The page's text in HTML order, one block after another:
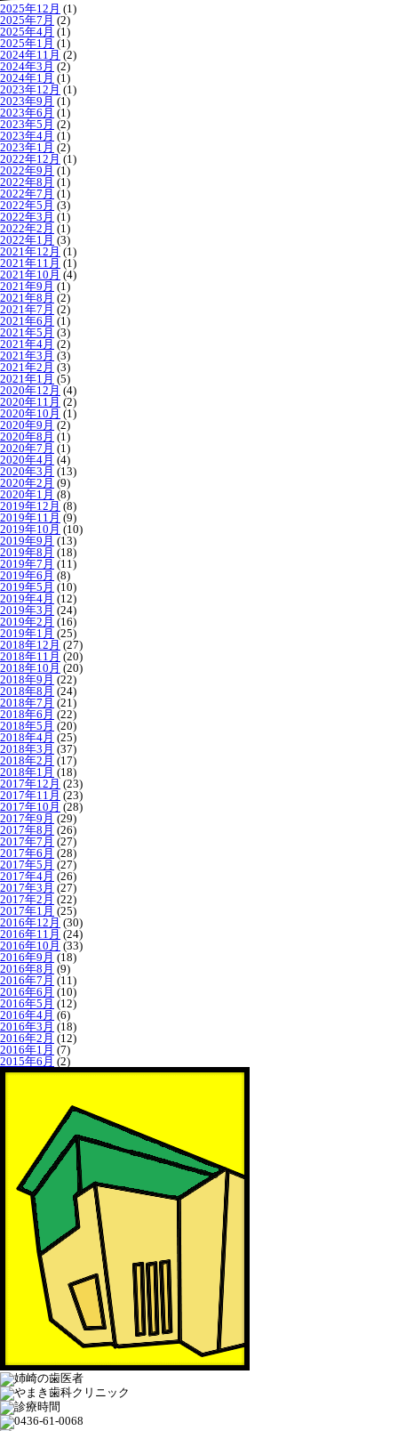
2025年12月 (1)
2025年7月 (2)
2025年4月 (1)
2025年1月 (1)
2024年11月 (2)
2024年3月 (2)
2024年1月 (1)
2023年12月 (1)
2023年9月 (1)
2023年6月 (1)
2023年5月 (2)
2023年4月 (1)
2023年1月 (2)
2022年12月 (1)
2022年9月 (1)
2022年8月 (1)
2022年7月 (1)
2022年5月 (3)
2022年3月 (1)
2022年2月 (1)
2022年1月 (3)
2021年12月 (1)
2021年11月 (1)
2021年10月 (4)
2021年9月 (1)
2021年8月 (2)
2021年7月 (2)
2021年6月 (1)
2021年5月 (3)
2021年4月 (2)
2021年3月 (3)
2021年2月 (3)
2021年1月 (5)
2020年12月 (4)
2020年11月 (2)
2020年10月 (1)
2020年9月 (2)
2020年8月 (1)
2020年7月 (1)
2020年4月 (4)
2020年3月 (13)
2020年2月 (9)
2020年1月 (8)
2019年12月 (8)
2019年11月 (9)
2019年10月 (10)
2019年9月 (13)
2019年8月 (18)
2019年7月 (11)
2019年6月 (8)
2019年5月 (10)
2019年4月 (12)
2019年3月 (24)
2019年2月 (16)
2019年1月 (25)
2018年12月 (27)
2018年11月 (20)
2018年10月 (20)
2018年9月 (22)
2018年8月 (24)
2018年7月 (21)
2018年6月 (22)
2018年5月 (20)
2018年4月 (25)
2018年3月 (37)
2018年2月 (17)
2018年1月 (18)
2017年12月 (23)
2017年11月 (23)
2017年10月 (28)
2017年9月 (29)
2017年8月 (26)
2017年7月 (27)
2017年6月 (28)
2017年5月 (27)
2017年4月 (26)
2017年3月 (27)
2017年2月 (22)
2017年1月 (25)
2016年12月 (30)
2016年11月 (24)
2016年10月 (33)
2016年9月 (18)
2016年8月 (9)
2016年7月 (11)
2016年6月 (10)
2016年5月 (12)
2016年4月 (6)
2016年3月 (18)
2016年2月 (12)
2016年1月 (7)
2015年6月 (2)